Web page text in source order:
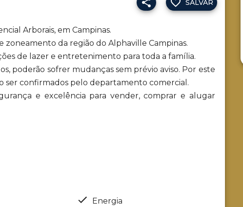
Arborais, em Campinas.
zoneamento da região do Alphaville Campinas.
de lazer e entretenimento para toda a família.
poderão sofrer mudanças sem prévio aviso. Por este
ser confirmados pelo departamento comercial.
e excelência para vender, comprar e alugar
SALVAR
Energia